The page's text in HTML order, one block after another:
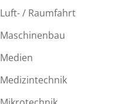
Luft- / Raumfahrt
Maschinenbau
Medien
Medizintechnik